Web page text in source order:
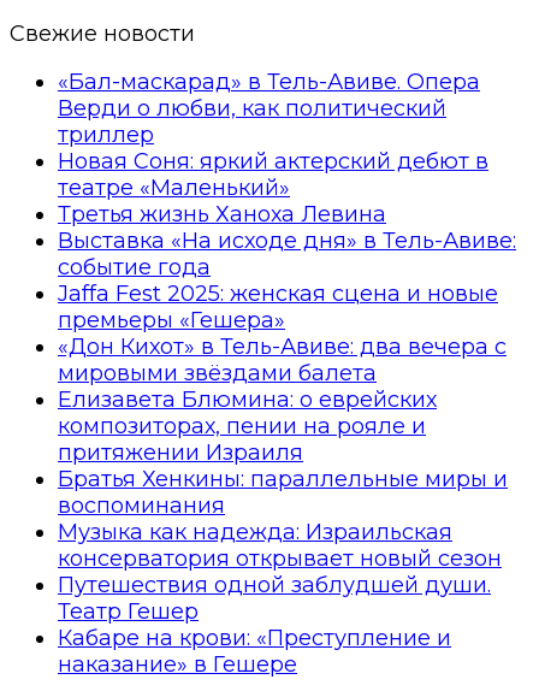
Свежие новости
«Бал-маскарад» в Тель-Авиве. Опера
Верди о любви, как политический
триллер
Новая Соня: яркий актерский дебют в
театре «Маленький»
Третья жизнь Ханоха Левина
Выставка «На исходе дня» в Тель-Авиве:
событие года
Jaffa Fest 2025: женская сцена и новые
премьеры «Гешера»
«Дон Кихот» в Тель-Авиве: два вечера с
мировыми звёздами балета
Елизавета Блюмина: о еврейских
композиторах, пении на рояле и
притяжении Израиля
Братья Хенкины: параллельные миры и
воспоминания
Музыка как надежда: Израильская
консерватория открывает новый сезон
Путешествия одной заблудшей души.
Театр Гешер
Кабаре на крови: «Преступление и
наказание» в Гешере